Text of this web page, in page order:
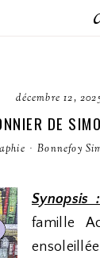
décembre 12,
DE
· Bonnefoy
Synopsis :
famille